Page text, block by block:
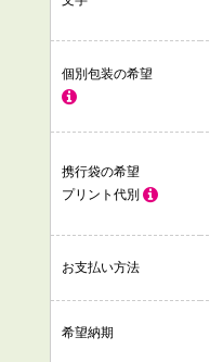
個別包装の希望
携行袋の希望
プリント代別
お支払い方法
希望納期